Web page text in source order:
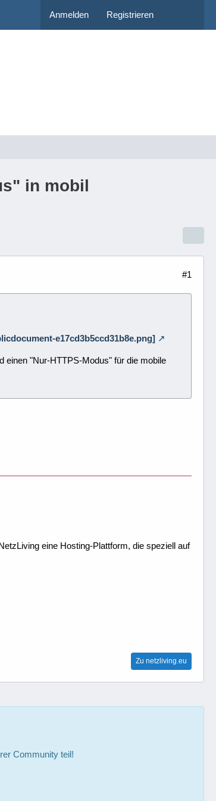
Anmelden Registrieren
in mobil
#1
e17cd3b5ccd31b8e.png]
einen "Nur-HTTPS-Modus" für die mobile
eine Hosting-Plattform, die speziell auf
Zu netzliving.eu
Community teil!